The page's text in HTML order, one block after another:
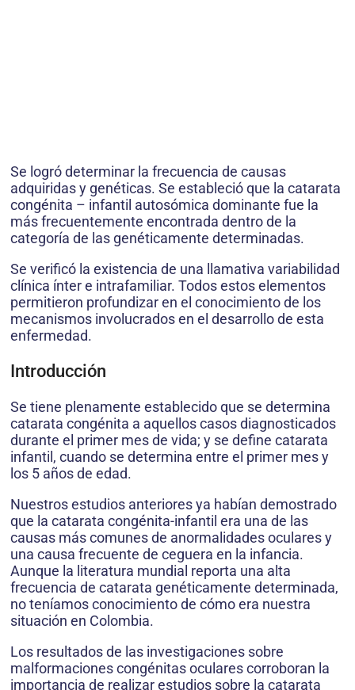
Se logró determinar la frecuencia de causas
adquiridas y genéticas. Se estableció que la catarata
congénita – infantil autosómica dominante fue la
más frecuentemente encontrada dentro de la
categoría de las genéticamente determinadas.
Se verificó la existencia de una llamativa variabilidad
clínica ínter e intrafamiliar. Todos estos elementos
permitieron profundizar en el conocimiento de los
mecanismos involucrados en el desarrollo de esta
enfermedad.
Introducción
Se tiene plenamente establecido que se determina
catarata congénita a aquellos casos diagnosticados
durante el primer mes de vida; y se define catarata
infantil, cuando se determina entre el primer mes y
los 5 años de edad.
Nuestros estudios anteriores ya habían demostrado
que la catarata congénita-infantil era una de las
causas más comunes de anormalidades oculares y
una causa frecuente de ceguera en la infancia.
Aunque la literatura mundial reporta una alta
frecuencia de catarata genéticamente determinada,
no teníamos conocimiento de cómo era nuestra
situación en Colombia.
Los resultados de las investigaciones sobre
malformaciones congénitas oculares corroboran la
importancia de realizar estudios sobre la catarata